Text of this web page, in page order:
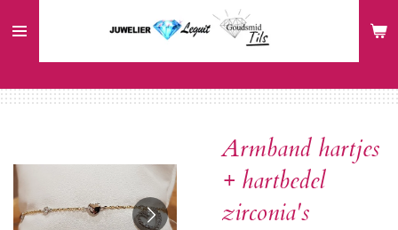
direct
hoofdinhoud
Armband hartjes
+ hartbedel
zirconia's